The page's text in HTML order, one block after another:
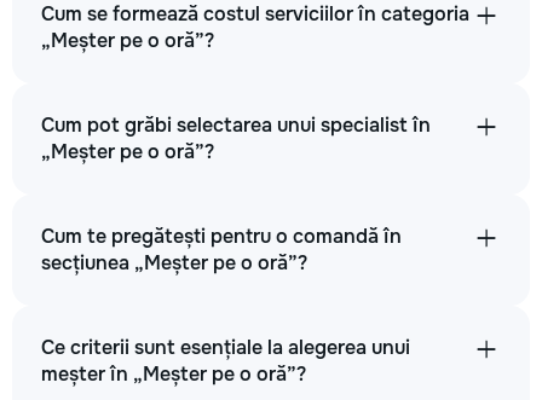
Cum se formează costul serviciilor în categoria
„Meșter pe o oră”?
Cum pot grăbi selectarea unui specialist în
„Meșter pe o oră”?
Cum te pregătești pentru o comandă în
secțiunea „Meșter pe o oră”?
Ce criterii sunt esențiale la alegerea unui
meșter în „Meșter pe o oră”?